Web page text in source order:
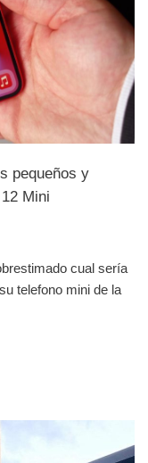
pequeños y
Mini
cual sería
telefono mini de la